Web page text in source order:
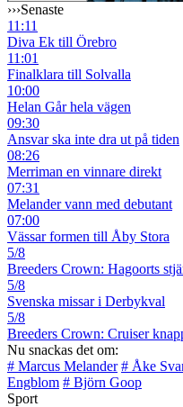
›››Senaste
11:11
Diva Ek till Örebro
11:01
Finalklara till Solvalla
10:00
Helan Går hela vägen
09:30
Ansvar ska inte dra ut på tiden
08:26
Merriman en vinnare direkt
07:31
Melander vann med debutant
07:00
Vässar formen till Åby Stora
5/8
Breeders Crown: Hagoorts
5/8
Svenska missar i Derbykval
5/8
Breeders Crown: Cruiser
Nu snackas det om:
# Marcus Melander # Åke
Engblom # Björn Goop
Sport